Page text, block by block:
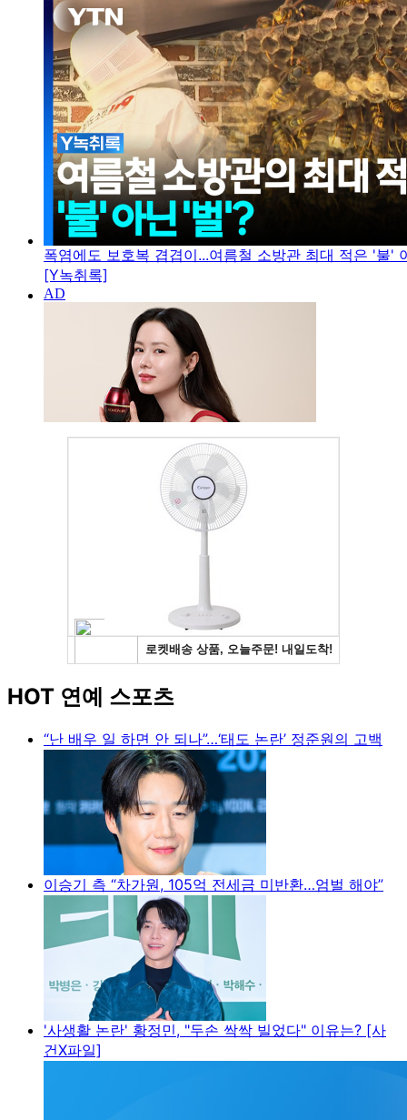
폭염에도 보호복 겹겹이...여름철 소방관 최대 적은 '불'
[Y녹취록]
HOT 연예 스포츠
“난 배우 일 하면 안 되나”…‘태도 논란’ 정준원의 고백
이승기 측 “차가원, 105억 전세금 미반환…엄벌 해야”
'사생활 논란' 황정민, "두손 싹싹 빌었다" 이유는? [사
건X파일]